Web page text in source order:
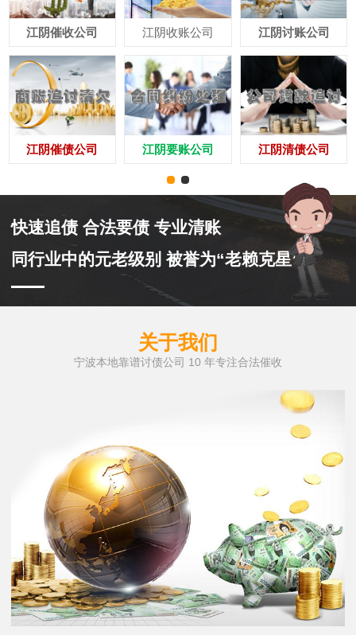
江阴催收公司
江阴催债公司
江阴收账公司
江阴要账公司
江阴讨账公司
江阴清债公司
快速追债 合法要债 专业清账
同行业中的元老级别 被誉为“老赖克星”
关于我们
宁波本地靠谱讨债公司 10 年专注合法催收